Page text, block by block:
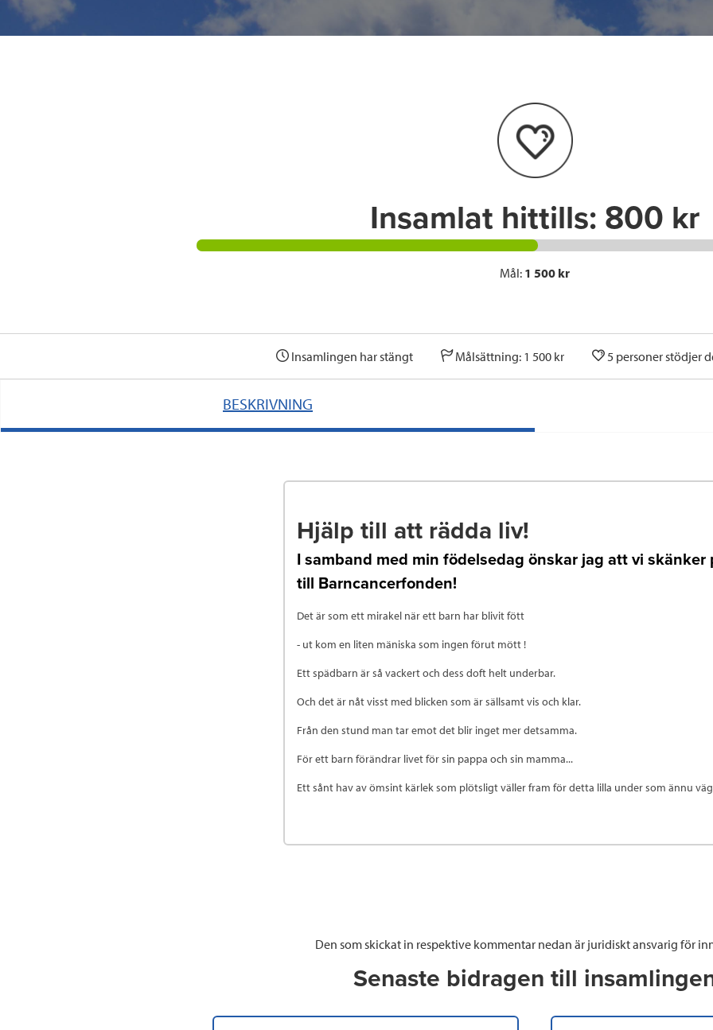
e
I
n
i
Insamlat hittills: 800 kr
Mål: 1 500 kr
Insamlingen har stängt Målsättning: 1 500 kr 5 personer stödjer
BESKRIVNING
Hjälp till att rädda liv!
I samband med min födelsedag önskar jag att vi skänker
till Barncancerfonden!
Det är som ett mirakel när ett barn har blivit fött
- ut kom en liten mäniska som ingen förut mött !
Ett spädbarn är så vackert och dess doft helt underbar.
Och det är nåt visst med blicken som är sällsamt vis och klar.
Från den stund man tar emot det blir inget mer detsamma.
För ett barn förändrar livet för sin pappa och sin mamma...
Ett sånt hav av ömsint kärlek som plötsligt väller fram för detta lilla under som ännu
Den som skickat in respektive kommentar nedan är juridiskt ansvarig för
Senaste bidragen till